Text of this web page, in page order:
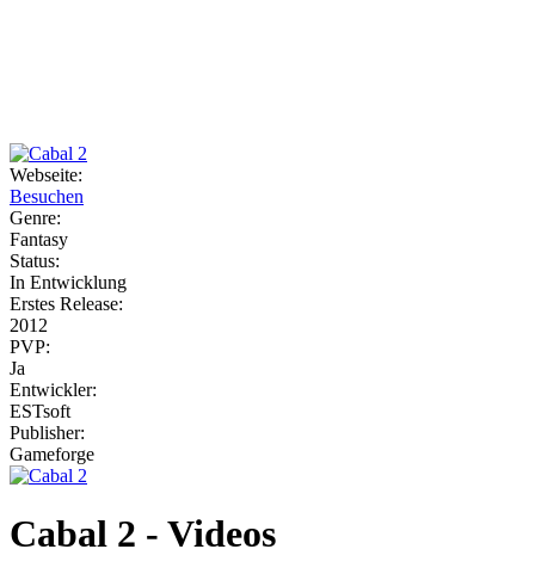
Webseite:
Besuchen
Genre:
Fantasy
Status:
In Entwicklung
Erstes Release:
2012
PVP:
Ja
Entwickler:
ESTsoft
Publisher:
Gameforge
Cabal 2 - Videos